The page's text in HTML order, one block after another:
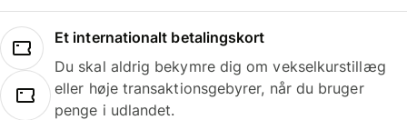
Et internationalt betalingskort
Du skal aldrig bekymre dig om vekselkurstillæg
eller høje transaktionsgebyrer, når du bruger
penge i udlandet.